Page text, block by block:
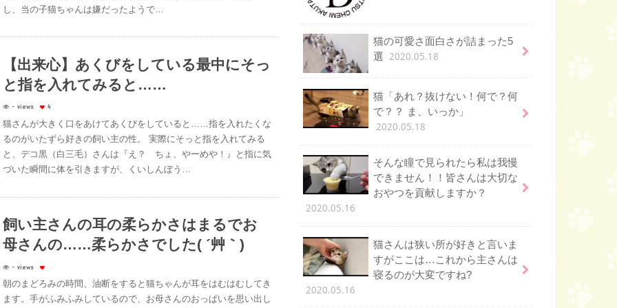
し、当の子猫ちゃんは嫌だったようで…
【出来心】あくびをしている最中にそっ
と指を入れてみると……
- views 4
猫さんが大きく口をあけてあくびをしていると……指を入れたくな
るのがいたずら好きの飼い主の性。 実際にそっと指を入れてみる
と、デコ黒（白三毛）さんは『え？ ちょ、やーめや！』と指に気
づいた瞬間に体を引きますが、くいしんぼう…
飼い主さんの耳の柔らかさはまるでお
母さんの……柔らかさでした( ´艸｀)
- views
朝のまどろみの時間、油断をすると猫ちゃんが耳をはむはむしてき
ます。手がふみふみしているので、お母さんのおっぱいを思い出し
猫の可愛さ面白さが詰まった5
選 2020.05.18
猫「あれ？抜けない！何で？何
で？？ ま、いっか」
2020.05.18
そんな瞳で見られたら私は我慢
できません！！皆さんは大切な
おやつを貢献しますか？
2020.05.16
猫さんは狭い所が好きと言いま
すがここは…これから主さんは
寝るのが大変ですね?
2020.05.16